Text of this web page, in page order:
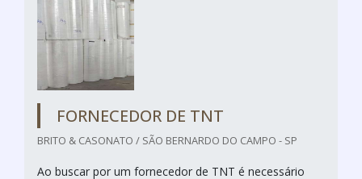
FORNECEDOR DE TNT
BRITO & CASONATO / SÃO BERNARDO DO CAMPO - SP
Ao buscar por um fornecedor de TNT é necessário